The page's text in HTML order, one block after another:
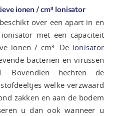
ionen / cm³ Ionisator
over een apart in en
met een capaciteit
ionen / cm³. De ionisator
bacteriën en virussen
Bovendien hechten de
welke verzwaard
zakken en aan de bodem
u dan ook wanneer u